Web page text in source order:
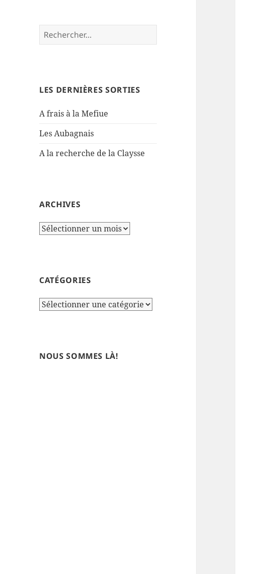
Rechercher :
LES DERNIÈRES SORTIES
A frais à la Mefiue
Les Aubagnais
A la recherche de la Claysse
ARCHIVES
Archives
CATÉGORIES
Catégories
NOUS SOMMES LÀ!